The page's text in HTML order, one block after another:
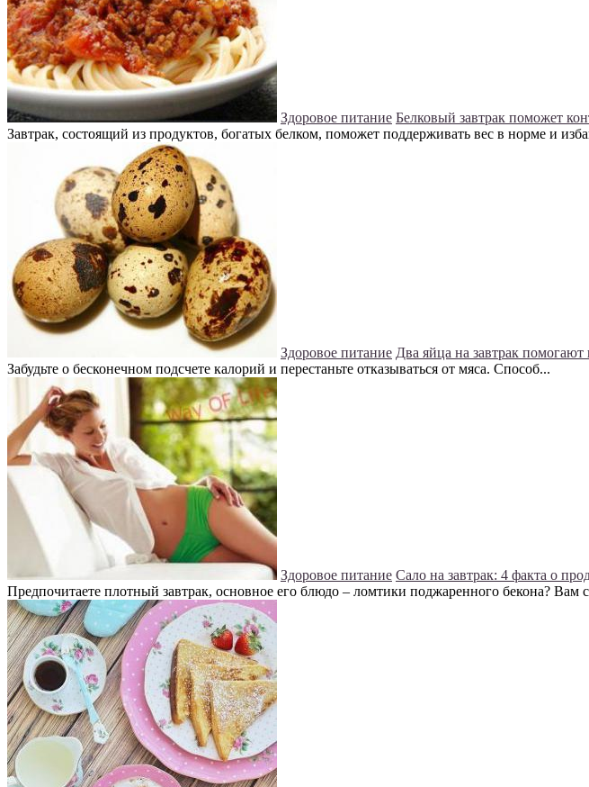
Здоровое питание Белковый завтрак поможет
Завтрак, состоящий из продуктов, богатых белком, поможет поддерживать вес в норме и
Здоровое питание Два яйца на завтрак помогают
Забудьте о бесконечном подсчете калорий и перестаньте отказываться от мяса. Способ...
Здоровое питание Сало на завтрак: 4 факта о
Предпочитаете плотный завтрак, основное его блюдо – ломтики поджаренного бекона? Вам